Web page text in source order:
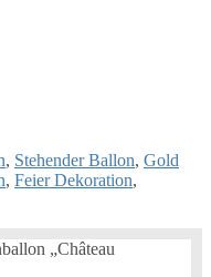
, Stehender Ballon, Gold
, Feier Dekoration,
„Château